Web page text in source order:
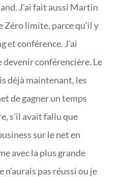
J’ai fait aussi Martin
Zéro limite, parce qu’il y
et conférence. J’ai
conférencière. Le
déjà maintenant, les
de gagner un temps
s’il avait fallu que
sur le net en
avec la plus grande
pas réussi ou je